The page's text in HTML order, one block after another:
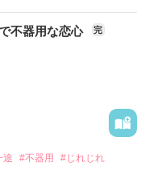
に戻ってきた私。
あちゃんの家に帰って
不器用な恋心 完
途 #不器用
#じれじれ